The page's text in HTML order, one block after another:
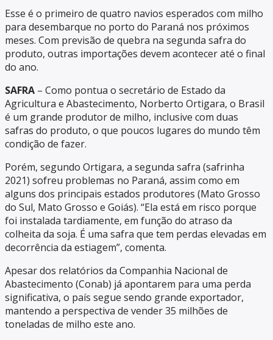
Esse é o primeiro de quatro navios esperados com milho
para desembarque no porto do Paraná nos próximos
meses. Com previsão de quebra na segunda safra do
produto, outras importações devem acontecer até o final
do ano.
SAFRA – Como pontua o secretário de Estado da
Agricultura e Abastecimento, Norberto Ortigara, o Brasil
é um grande produtor de milho, inclusive com duas
safras do produto, o que poucos lugares do mundo têm
condição de fazer.
Porém, segundo Ortigara, a segunda safra (safrinha
2021) sofreu problemas no Paraná, assim como em
alguns dos principais estados produtores (Mato Grosso
do Sul, Mato Grosso e Goiás). “Ela está em risco porque
foi instalada tardiamente, em função do atraso da
colheita da soja. É uma safra que tem perdas elevadas em
decorrência da estiagem”, comenta.
Apesar dos relatórios da Companhia Nacional de
Abastecimento (Conab) já apontarem para uma perda
significativa, o país segue sendo grande exportador,
mantendo a perspectiva de vender 35 milhões de
toneladas de milho este ano.